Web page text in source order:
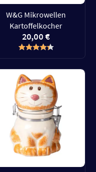
W&G Mikrowellen
Kartoffelkocher
20,00 €